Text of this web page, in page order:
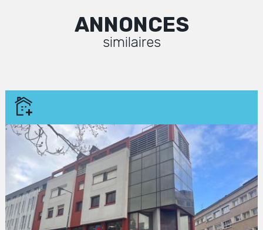
ANNONCES
similaires